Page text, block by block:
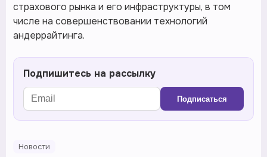
страхового рынка и его инфраструктуры, в том
числе на совершенствовании технологий
андеррайтинга.
Подпишитесь на рассылку
Подписаться
Новости